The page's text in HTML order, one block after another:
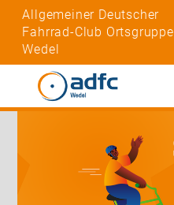
Allgemeiner Deutscher
Fahrrad-Club Ortsgruppe
Wedel